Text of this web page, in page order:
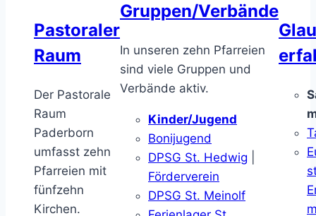
Pastoraler
Raum
Der Pastorale
Raum
Paderborn
umfasst zehn
Pfarreien mit
fünfzehn
Kirchen.
Gruppen/Verbände
In unseren zehn Pfarreien
sind viele Gruppen und
Verbände aktiv.
Kinder/Jugend
Bonijugend
DPSG St. Hedwig
Förderverein
DPSG St. Meinolf